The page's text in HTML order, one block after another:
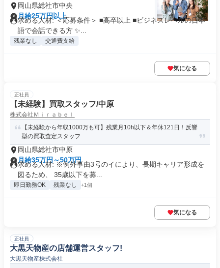
岡山県総社市中央
月給25万円以上
求める人材: ＜応募条件＞ ■高卒以上 ■ビジネスレベルの日本
語で会話できる方 ✨...
残業なし 交通費支給
気になる
正社員
【未経験】買取スタッフ/中原
株式会社Ｍｉｒａｂｅｌ
【未経験から年収1000万も可】残業月10h以下＆年休121日！反響
型の買取査定スタッフ
岡山県総社市中原
月給35万円～50万円
求める人材: ※例外事由3号のイにより、長期キャリア形成を
図るため、 35歳以下を募...
即日勤務OK 残業なし +1個
気になる
正社員
大黒天物産の店舗運営スタッフ!
大黒天物産株式会社